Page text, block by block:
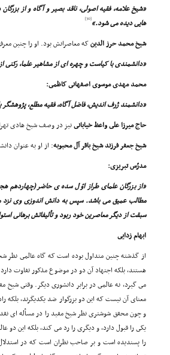
«شیخ علامه، فقیه اصولى، ناقد بصیر و آگاه و از
هایى دیده مى شود.»[30]
شیخ محمد حرز الدینکه معاصرانش بود. او را چنین
«دانشمندى با کیاست و چهره اى از مشاهیر علما، رکنى
محمد مهدى موسوى اصفهانى کاظمى:
«دانشمند ژرف اندیش، فاضل آگاه، فقیه مطلع،
حاج میرزا على واعظ خیابانىنیز در وصف شیخ هادى
شیخ جعفر فرزند شیخ باقر آل محبوبه: از او به عنوان
مدرّس تبریزى:
«از بزرگان علماى طراز اوّل سده ى حاضر (چهاردهم
مطالب عمیق مى باشد. سپس به دانش اندوزى وى نزد
سبقت از دیگر معاصرین خود ربود و تألیفاتش برهانى
ابهام زدایى
از گذشته چنین متداول بوده است که گاه عالمى
هستند، بلکه اجتهاد آن دو در موضوع مذکور تفاوت
مى گیرد، نه عالمى در برابر دانشورى دیگر. وقتى شیخ
معناى آن نیست که این دو بزرگوار ضد یکدیگرند،
و چون محقق شوشترى نظر شیخ مفید را در مسأله اى
یکى را قبول دارد، و دیگرى را رد مى کند، بلکه این دو
را پسندیده است و بر صاحب نظران است که در